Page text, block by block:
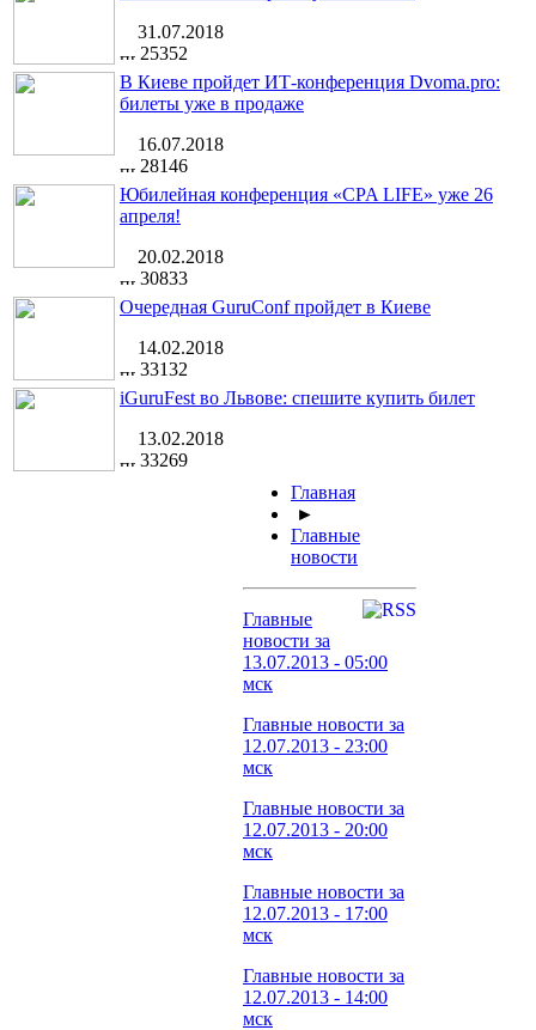
31.07.2018
25352
В Киеве пройдет ИТ-конференция Dvoma.pro:
билеты уже в продаже
16.07.2018
28146
Юбилейная конференция «CPA LIFE» уже 26
апреля!
20.02.2018
30833
Очередная GuruConf пройдет в Киеве
14.02.2018
33132
iGuruFest во Львове: спешите купить билет
13.02.2018
33269
Главная
►
Главные
новости
Главные
новости за
13.07.2013 - 05:00
мск
Главные новости за
12.07.2013 - 23:00
мск
Главные новости за
12.07.2013 - 20:00
мск
Главные новости за
12.07.2013 - 17:00
мск
Главные новости за
12.07.2013 - 14:00
мск